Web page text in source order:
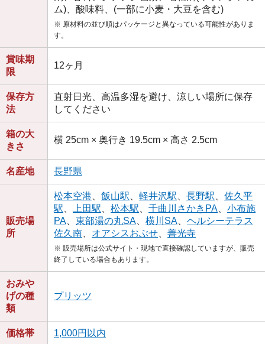
ム)、酸味料、(一部に小麦・大豆を含む)
※ 原材料の並び順はパッケージと異なっている可能性がありま
す。
賞味期
限
12ヶ月
保存方
法
直射日光、高温多湿を避け、涼しい場所に保存
してください
箱の大
きさ
横 25cm × 奥行き 19.5cm × 高さ 2.5cm
名産地 長野県
販売場
所
松本空港 飯山駅 軽井沢駅 長野駅
佐久平
駅
上田駅 松本駅 千曲川さかきPA
小布施
PA
東部湯の丸SA 横川SA
ヘルシーテラス
佐久南
オアシスおぶせ 善光寺
※ 販売場所は公式サイト・現地で直接確認していますが、販売
終了している場合もあります。
おみや
げの種
類
プリッツ
価格帯 1,000円以内